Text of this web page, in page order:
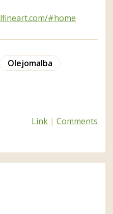
#home
Olejomalba
Link | Comments